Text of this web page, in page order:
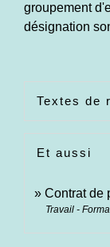
groupement
désignation
Textes de
Et aussi
Contrat de
Travail -